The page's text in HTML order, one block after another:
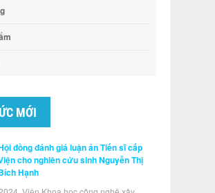
MỚI
đồng đánh giá luận án Tiến sĩ cấp
cho nghiên cứu sinh Nguyễn Thị
Hạnh